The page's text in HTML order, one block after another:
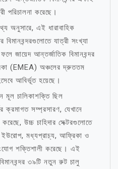
পরিচালনা করেছে।
অনুসারে, এই ধারাবাহিক
যাত্রী সংখ্যা
জায়েদ আন্তর্জাতিক বিমানবন্দর
(EMEA) অঞ্চলের দ্রুততম
আবির্ভূত হয়েছে।
মূল চালিকাশক্তি ছিল
ক্রমাগত সম্প্রসারণ, যেখানে
উচ্চ চাহিদার সেক্টরগুলোতে
ইউরোপ, মধ্যপ্রাচ্য, আফ্রিকা ও
শক্তিশালী করেছে। এই
৩৯টি নতুন রুট চালু